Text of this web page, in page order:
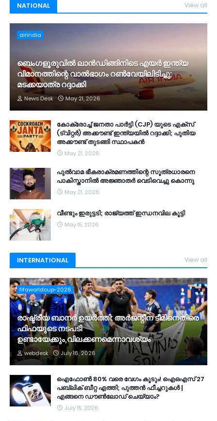
NATIONAL View all
airindia
ബെംഗളൂരുവിൽ ലാൻഡിങ്ങിനിടെ എയർ ഇന്ത്യ
വിമാനത്തിന്റെ വാൽഭാഗം റൺവേയിലിടിച്ചു;
മടക്കയാത്ര റദ്ദാക്കി
News Desk May 21, 2026
കോക്രോച്ച് ജനതാ പാർട്ടി (CJP) യുടെ എക്സ്
(ട്വിറ്റർ) അക്കൗണ്ട് ഇന്ത്യയിൽ റദ്ദാക്കി; പുതിയ
അക്കൗണ്ട് തുടങ്ങി സ്ഥാപകൻ
May 21, 2026
പുൽവാമ ഭീകരാക്രമണത്തിന്റെ സൂത്രധാരനെ
പാകിസ്താനിൽ അജ്ഞാതർ വെടിവെച്ചു കൊന്നു
May 21, 2026
വീണ്ടും ഇരുട്ടടി; രാജ്യത്ത് ഇന്ധനവില കൂട്ടി
May 15, 2026
INTERNATIONAL View all
fifaworldcup-2026
രാഷ്ട്രീയ ബാനർ ഉയർത്തി; അർജന്റീന ടീമിനെതിരെ
ഫിഫയുടെ നടപടി
ഉണ്ടായേക്കും,വിലക്കണമെന്നാവശ്യം
webdesk July 16, 2026
ഐഫോൺ 80% വരെ വേഗം കൂടും! ഐഒഎസ് 27
പബ്ലിക് ബീറ്റ എത്തി; പുത്തൻ ഫീച്ചറുകൾ |
എങ്ങനെ ഡൗൺലോഡ് ചെയ്യാം?
July 15, 2026